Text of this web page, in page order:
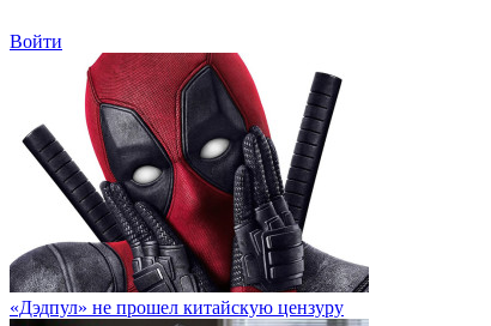
Войти
«Дэдпул» не прошел китайскую цензуру